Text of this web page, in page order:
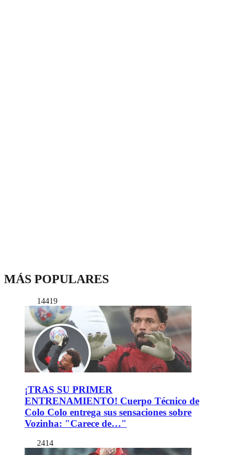
MÁS POPULARES
14419
¡TRAS SU PRIMER
ENTRENAMIENTO! Cuerpo Técnico de
Colo Colo entrega sus sensaciones sobre
Vozinha: "Carece de…"
2414